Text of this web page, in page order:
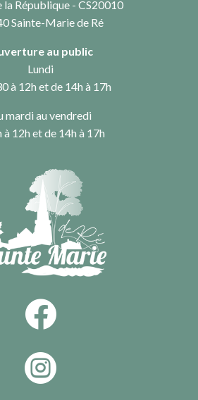
la République - CS20010
Sainte-Marie de Ré
au public
Lundi
à 12h et de 14h à 17h
mardi au vendredi
à 12h et de 14h à 17h

